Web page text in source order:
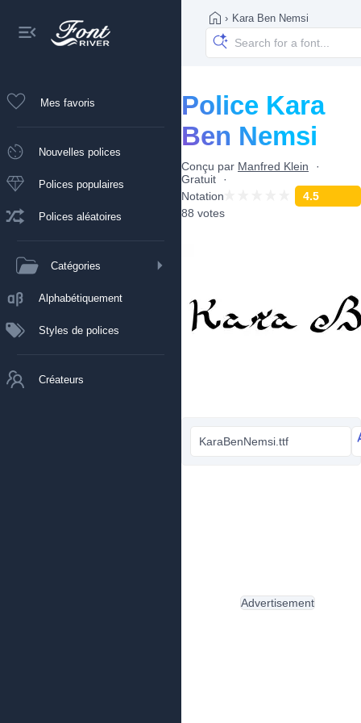
Mes favoris
Nouvelles polices
Polices populaires
Polices aléatoires
Catégories
Alphabétiquement
Styles de polices
Créateurs
› Kara Ben Nemsi
Police Kara
Ben Nemsi
Conçu par Manfred Klein
Gratuit
Notation
4.5
88 votes
KaraBenNemsi.ttf
Advertisement